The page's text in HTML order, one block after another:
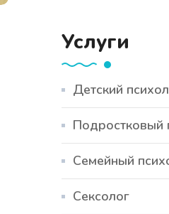
Услуги
Детский
Подростковый
Семейный
Сексолог